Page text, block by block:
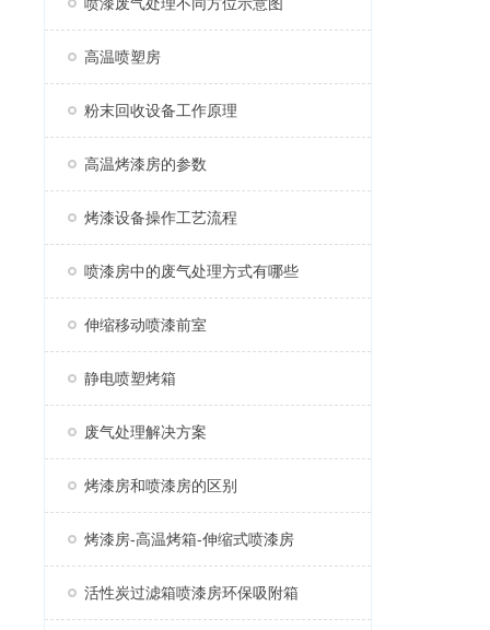
高温喷塑房
粉末回收设备工作原理
高温烤漆房的参数
烤漆设备操作工艺流程
喷漆房中的废气处理方式有哪些
伸缩移动喷漆前室
静电喷塑烤箱
废气处理解决方案
烤漆房和喷漆房的区别
烤漆房-高温烤箱-伸缩式喷漆房
活性炭过滤箱喷漆房环保吸附箱